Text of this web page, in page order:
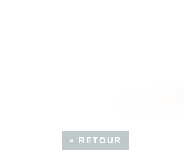
« RETOUR